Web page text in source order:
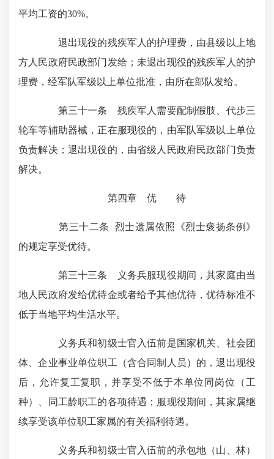
平均工资的30%。
退出现役的残疾军人的护理费，由县级以上地
方人民政府民政部门发给；未退出现役的残疾军人的护
理费，经军队军级以上单位批准，由所在部队发给。
第三十一条 残疾军人需要配制假肢、代步三
轮车等辅助器械，正在服现役的，由军队军级以上单位
负责解决；退出现役的，由省级人民政府民政部门负责
解决。
第四章 优 待
第三十二条 烈士遗属依照《烈士褒扬条例》
的规定享受优待。
第三十三条 义务兵服现役期间，其家庭由当
地人民政府发给优待金或者给予其他优待，优待标准不
低于当地平均生活水平。
义务兵和初级士官入伍前是国家机关、社会团
体、企业事业单位职工（含合同制人员）的，退出现役
后，允许复工复职，并享受不低于本单位同岗位（工
种）、同工龄职工的各项待遇；服现役期间，其家属继
续享受该单位职工家属的有关福利待遇。
义务兵和初级士官入伍前的承包地（山、林）